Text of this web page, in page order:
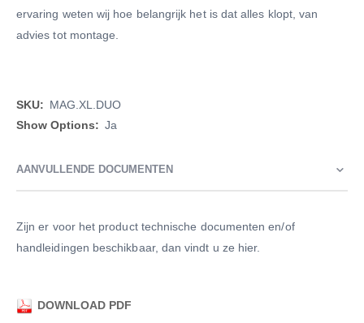
ervaring weten wij hoe belangrijk het is dat alles klopt, van
advies tot montage.
Meer
informatie
MAG.XL.DUO
Ja
AANVULLENDE DOCUMENTEN
Zijn er voor het product technische documenten en/of
handleidingen beschikbaar, dan vindt u ze hier.
DOWNLOAD PDF